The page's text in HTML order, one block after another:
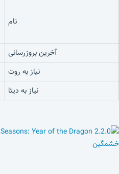
نام
آخرین بروزرسانی
نیاز به روت
نیاز به دیتا